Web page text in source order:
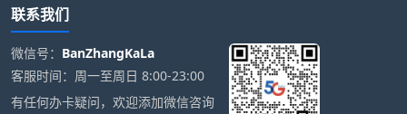
联系我们
微信号： BanZhangKaLa
客服时间：周一至周日 8:00-23:00
有任何办卡疑问，欢迎添加微信咨询